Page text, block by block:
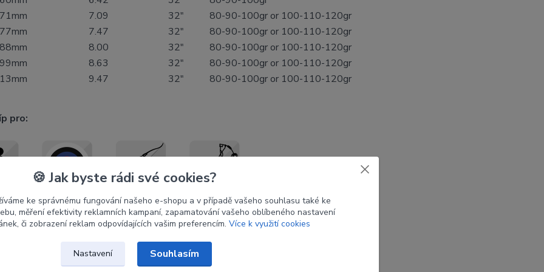
7.09 32"
80-90-100gr or 100-110-120gr
7.47 32"
80-90-100gr or 100-110-120gr
8.00 32"
80-90-100gr or 100-110-120gr
8.63 32"
80-90-100gr or 100-110-120gr
9.47 32" 80-90-100gr or 100-110-120gr
pro:
24TON karbon
4,2 mm / 0,166"
🍪 Jak byste rádi své cookies?
ke správnému fungování našeho e-shopu a v případě vašeho souhlasu také ke
měření efektivity reklamních kampaní, zapamatování vašeho oblíbeného nastavení
či zobrazení reklam odpovídajících vašim preferencím. Více k využití cookies
Nastavení Souhlasím